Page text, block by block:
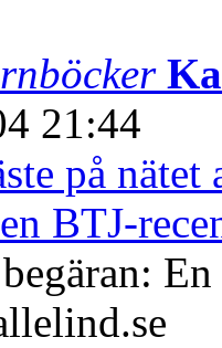
21:44
på nätet
BTJ-